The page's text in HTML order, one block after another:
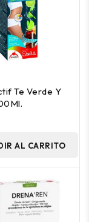
Te Verde Y
AL CARRITO